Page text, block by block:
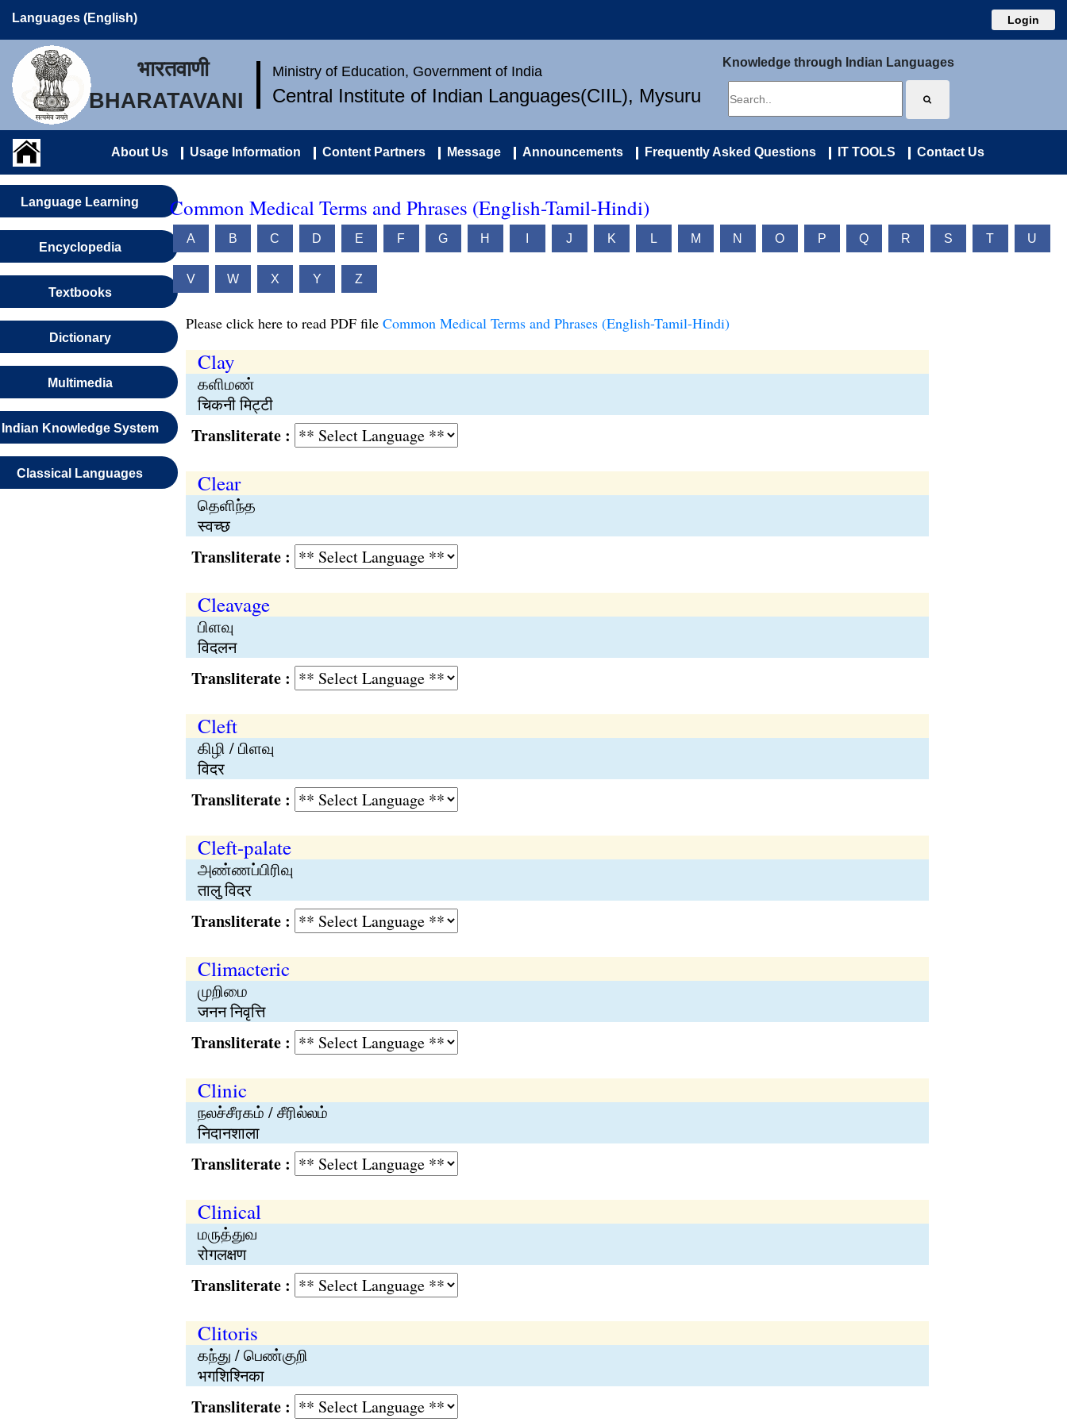
Languages (English) Login
भारतवाणी
BHARATAVANI
Ministry of Education, Government of India
Central Institute of Indian Languages(CIIL), Mysuru
Knowledge through Indian Languages
About Us Usage Information Content Partners Message Announcements Frequently Asked Questions IT TOOLS Contact Us
Language Learning
Encyclopedia
Textbooks
Dictionary
Multimedia
Indian Knowledge System
Classical Languages
Common Medical Terms and Phrases (English-Tamil-Hindi)
A B C D E F G H J K L M N O P Q R S T U
V W X Y Z
Please click here to read PDF file Common Medical Terms and Phrases (English-Tamil-Hindi)
Clay
களிமண்
चिकनी मिट्टी
Transliterate :
Clear
தெளிந்த
स्वच्छ
Transliterate :
Cleavage
பிளவு
विदलन
Transliterate :
Cleft
கிழி / பிளவு
विदर
Transliterate :
Cleft-palate
அண்ணப்பிரிவு
तालु विदर
Transliterate :
Climacteric
முறிமை
जनन निवृत्ति
Transliterate :
Clinic
நலச்சீரகம் / சீரில்லம்
निदानशाला
Transliterate :
Clinical
மருத்துவ
रोगलक्षण
Transliterate :
Clitoris
கந்து / பெண்குறி
भगशिश्निका
Transliterate :